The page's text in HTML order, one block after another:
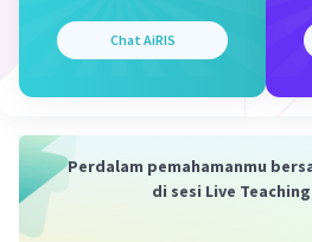
Cerita ini berlangsung di desa
seperti Tika dan ayahnya,
berbagai peristiwa dan
Beri Rating·0.0(0)
Chat AiRIS
Perdalam pemahamanmu
di sesi Live